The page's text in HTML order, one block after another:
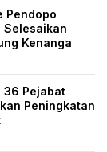
Pendopo
Selesaikan
Kenanga
36 Pejabat
Peningkatan